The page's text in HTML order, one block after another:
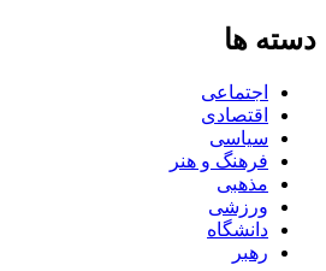
دسته ها
اجتماعی
اقتصادی
سیاسی
فرهنگ و هنر
مذهبی
ورزشی
دانشگاه
رهبر